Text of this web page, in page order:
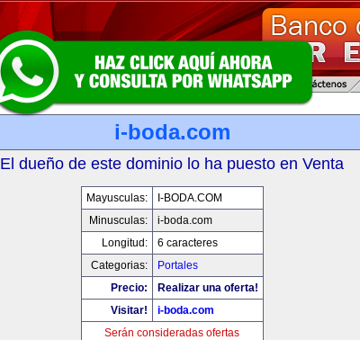
i-boda.com
El dueño de este dominio lo ha puesto en Venta
Mayusculas:
I-BODA.COM
Minusculas:
i-boda.com
Longitud:
6 caracteres
Categorias:
Portales
Precio:
Realizar una oferta!
Visitar!
i-boda.com
Serán consideradas ofertas